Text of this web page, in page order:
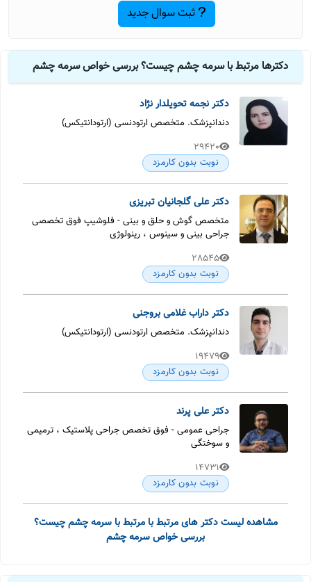
ثبت سوال جدید
دکترها مرتبط با سرمه چشم چیست؟ بررسی خواص سرمه چشم
دکتر نجمه تحویلدار نژاد
دندانپزشک. متخصص ارتودنسی (ارتودانتیکس)
29420
نوبت بدون کارمزد
دکتر علی گلجانیان تبریزی
متخصص گوش و حلق و بینی - فلوشیپ فوق تخصصی
جراحی بینی و سینوس ، رینولوژی
28545
نوبت بدون کارمزد
دکتر داراب غلامی بروجنی
دندانپزشک. متخصص ارتودنسی (ارتودانتیکس)
19479
نوبت بدون کارمزد
دکتر علی پرند
جراحی عمومی - فوق تخصص جراحی پلاستیک ، ترمیمی
و سوختگی
14731
نوبت بدون کارمزد
مشاهده لیست دکتر های مرتبط با مرتبط با سرمه چشم چیست؟
بررسی خواص سرمه چشم